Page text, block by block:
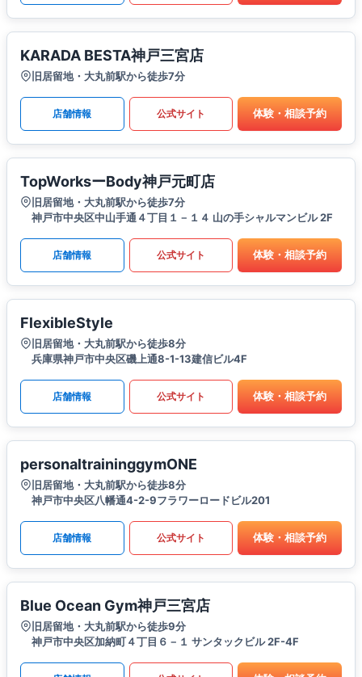
KARADA BESTA神戸三宮店
旧居留地・大丸前駅から徒歩7分
店舗情報 公式サイト 体験・相談予約
TopWorksーBody神戸元町店
旧居留地・大丸前駅から徒歩7分
神戸市中央区中山手通４丁目１－１４ 山の手シャルマンビル 2F
店舗情報 公式サイト 体験・相談予約
FlexibleStyle
旧居留地・大丸前駅から徒歩8分
兵庫県神戸市中央区磯上通8-1-13建信ビル4F
店舗情報 公式サイト 体験・相談予約
personaltraininggymONE
旧居留地・大丸前駅から徒歩8分
神戸市中央区八幡通4-2-9フラワーロードビル201
店舗情報 公式サイト 体験・相談予約
Blue Ocean Gym神戸三宮店
旧居留地・大丸前駅から徒歩9分
神戸市中央区加納町４丁目６－１ サンタックビル 2F-4F